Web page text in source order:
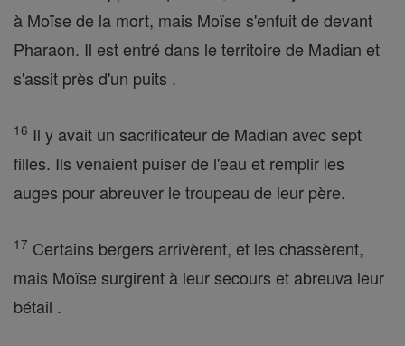
à Moïse de la mort, mais Moïse s'enfuit de devant
Pharaon. Il est entré dans le territoire de Madian et
s'assit près d'un puits .
16 Il y avait un sacrificateur de Madian avec sept
filles. Ils venaient puiser de l'eau et remplir les
auges pour abreuver le troupeau de leur père.
17 Certains bergers arrivèrent, et les chassèrent,
mais Moïse surgirent à leur secours et abreuva leur
bétail .